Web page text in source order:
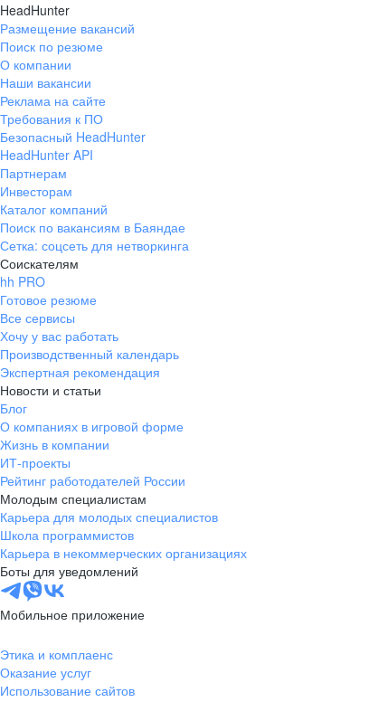
HeadHunter
Размещение вакансий
Поиск по резюме
О компании
Наши вакансии
Реклама на сайте
Требования к ПО
Безопасный HeadHunter
HeadHunter API
Партнерам
Инвесторам
Каталог компаний
Поиск по вакансиям в Баяндае
Сетка: соцсеть для нетворкинга
Соискателям
hh PRO
Готовое резюме
Все сервисы
Хочу у вас работать
Производственный календарь
Экспертная рекомендация
Новости и статьи
Блог
О компаниях в игровой форме
Жизнь в компании
ИТ-проекты
Рейтинг работодателей России
Молодым специалистам
Карьера для молодых специалистов
Школа программистов
Карьера в некоммерческих организациях
Боты для уведомлений
Мобильное приложение
Этика и комплаенс
Оказание услуг
Использование сайтов